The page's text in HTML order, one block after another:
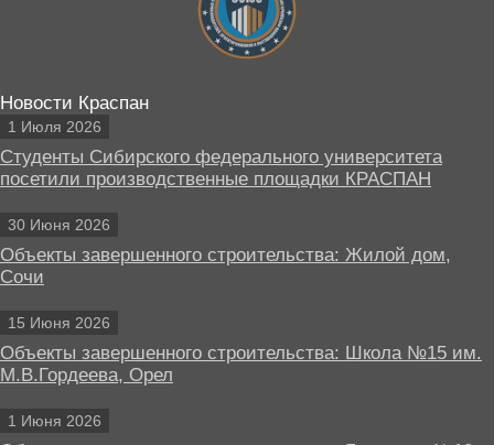
Новости Краспан
1 Июля 2026
Студенты Сибирского федерального университета
посетили производственные площадки КРАСПАН
30 Июня 2026
Объекты завершенного строительства: Жилой дом,
Сочи
15 Июня 2026
Объекты завершенного строительства: Школа №15 им.
М.В.Гордеева, Орел
1 Июня 2026